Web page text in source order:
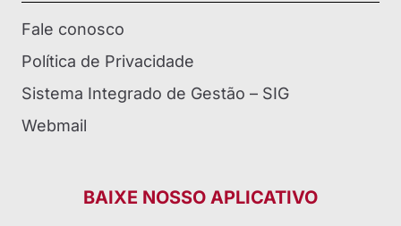
Fale conosco
Política de Privacidade
Sistema Integrado de Gestão – SIG
Webmail
BAIXE NOSSO APLICATIVO